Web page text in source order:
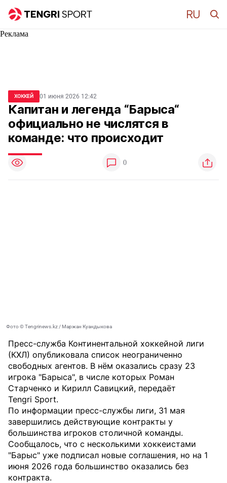
Реклама
ХОККЕЙ 01 июня 2026 12:42
Капитан и легенда “Барыса“
официально не числятся в
команде: что происходит
0
Фото © Tengrinews.kz / Маржан Куандыкова
Пресс-служба Континентальной хоккейной лиги
(КХЛ) опубликовала список неограниченно
свободных агентов. В нём оказались сразу 23
игрока "Барыса", в числе которых Роман
Старченко и Кирилл Савицкий, передаёт
Tengri Sport.
По информации пресс-службы лиги, 31 мая
завершились действующие контракты у
большинства игроков столичной команды.
Сообщалось, что с несколькими хоккеистами
"Барыс" уже подписал новые соглашения, но на 1
июня 2026 года большинство оказались без
контракта.